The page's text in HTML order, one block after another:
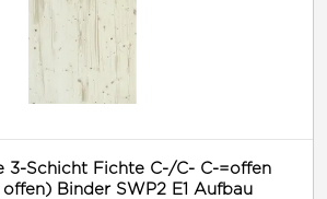
3-Schicht Fichte C-/C- C-=offen
Binder SWP2 E1 Aufbau